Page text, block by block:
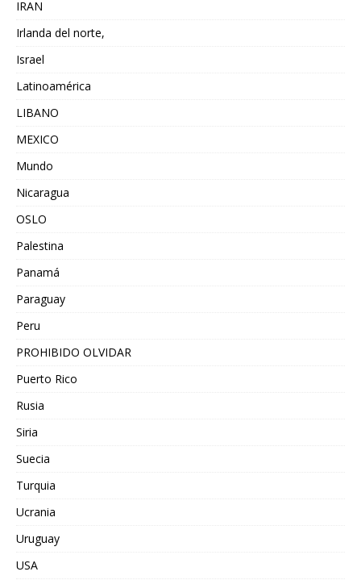
IRAN
Irlanda del norte,
Israel
Latinoamérica
LIBANO
MEXICO
Mundo
Nicaragua
OSLO
Palestina
Panamá
Paraguay
Peru
PROHIBIDO OLVIDAR
Puerto Rico
Rusia
Siria
Suecia
Turquia
Ucrania
Uruguay
USA